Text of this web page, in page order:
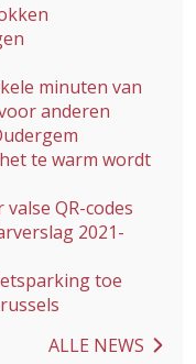
minuten van
anderen
te warm wordt
QR-codes
2021-
toe
ALLE NEWS